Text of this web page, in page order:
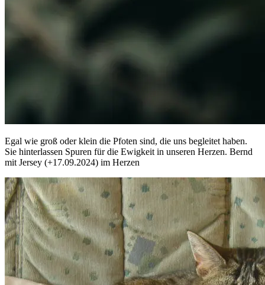
Egal wie groß oder klein die Pfoten sind, die uns begleitet haben.
Sie hinterlassen Spuren für die Ewigkeit in unseren Herzen. Bernd
mit Jersey (+17.09.2024) im Herzen